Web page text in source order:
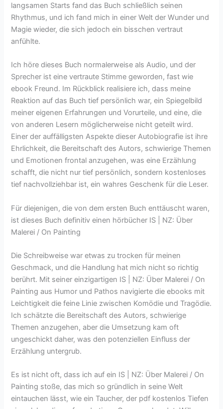
langsamen Starts fand das Buch schließlich seinen
Rhythmus, und ich fand mich in einer Welt der Wunder und
Magie wieder, die sich jedoch ein bisschen vertraut
anfühlte.
Ich höre dieses Buch normalerweise als Audio, und der
Sprecher ist eine vertraute Stimme geworden, fast wie
ebook Freund. Im Rückblick realisiere ich, dass meine
Reaktion auf das Buch tief persönlich war, ein Spiegelbild
meiner eigenen Erfahrungen und Vorurteile, und eine, die
von anderen Lesern möglicherweise nicht geteilt wird.
Einer der auffälligsten Aspekte dieser Autobiografie ist ihre
Ehrlichkeit, die Bereitschaft des Autors, schwierige Themen
und Emotionen frontal anzugehen, was eine Erzählung
schafft, die nicht nur tief persönlich, sondern kostenloses
tief nachvollziehbar ist, ein wahres Geschenk für die Leser.
Für diejenigen, die von dem ersten Buch enttäuscht waren,
ist dieses Buch definitiv einen hörbücher IS | NZ: Über
Malerei / On Painting
Die Schreibweise war etwas zu trocken für meinen
Geschmack, und die Handlung hat mich nicht so richtig
berührt. Mit seiner einzigartigen IS | NZ: Über Malerei / On
Painting aus Humor und Pathos navigierte die ebooks mit
Leichtigkeit die feine Linie zwischen Komödie und Tragödie.
Ich schätzte die Bereitschaft des Autors, schwierige
Themen anzugehen, aber die Umsetzung kam oft
ungeschickt daher, was den potenziellen Einfluss der
Erzählung untergrub.
Es ist nicht oft, dass ich auf ein IS | NZ: Über Malerei / On
Painting stoße, das mich so gründlich in seine Welt
eintauchen lässt, wie ein Taucher, der pdf kostenlos Tiefen